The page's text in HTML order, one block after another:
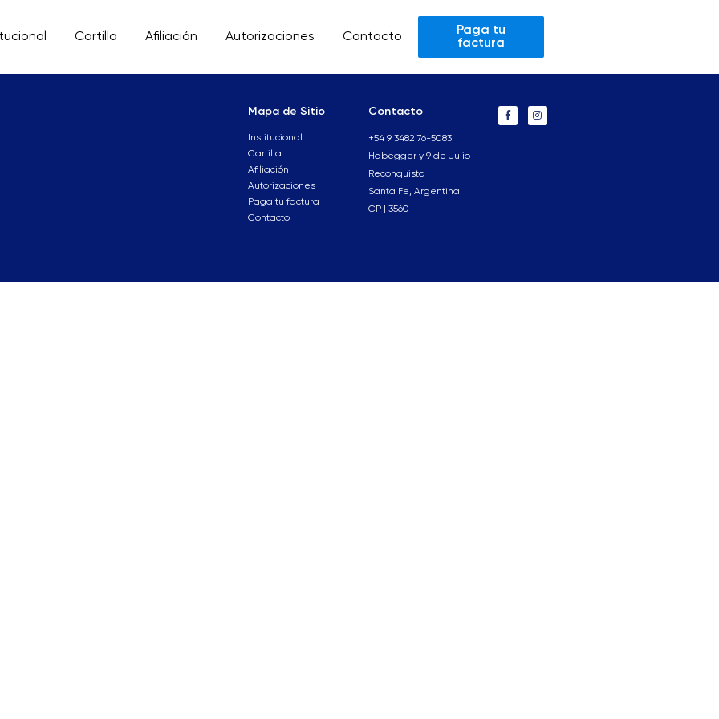
Cartilla Afiliación Autorizaciones Contacto
Paga tu
factura
Mapa de Sitio
Institucional
Cartilla
Afiliación
Autorizaciones
Paga tu factura
Contacto
Contacto
+54 9 3482 76-5083
Habegger y 9 de Julio
Reconquista
Santa Fe, Argentina
CP | 3560